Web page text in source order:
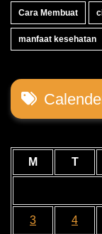
Cara Membuat
manfaat kesehatan
M T
3 4